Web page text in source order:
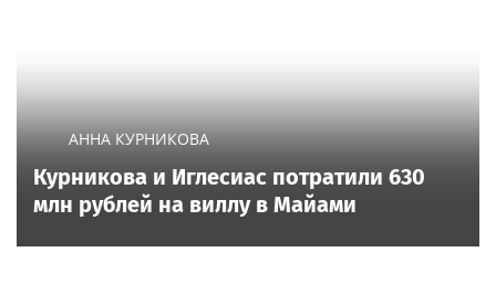
АННА КУРНИКОВА
Курникова и Иглесиас потратили 630
млн рублей на виллу в Майами